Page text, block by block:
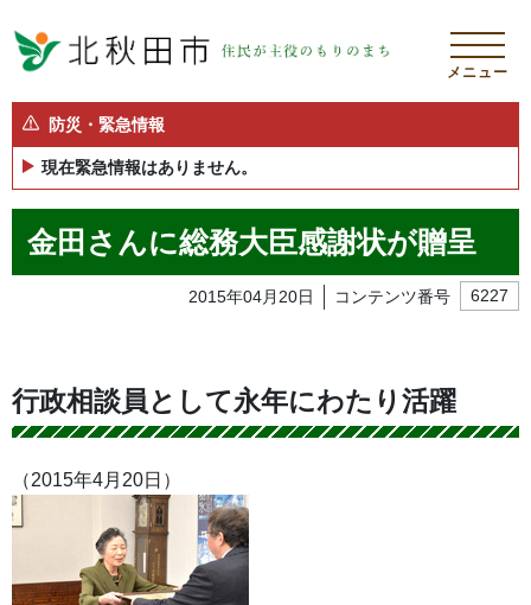
メニュー
防災・緊急情報
現在緊急情報はありません。
金田さんに総務大臣感謝状が贈呈
2015年04月20日 コンテンツ番号 6227
行政相談員として永年にわたり活躍
（2015年4月20日）